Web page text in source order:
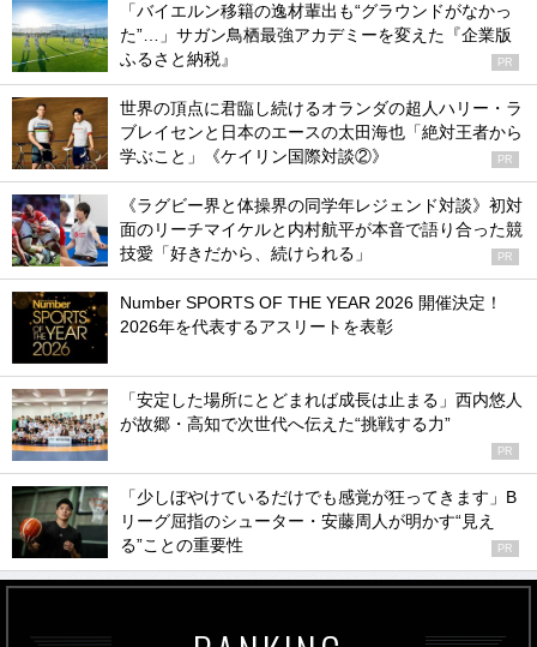
「バイエルン移籍の逸材輩出も“グラウンドがなかっ
た”…」サガン鳥栖最強アカデミーを変えた『企業版
ふるさと納税』
PR
世界の頂点に君臨し続けるオランダの超人ハリー・ラ
ブレイセンと日本のエースの太田海也「絶対王者から
学ぶこと」《ケイリン国際対談②》
PR
《ラグビー界と体操界の同学年レジェンド対談》初対
面のリーチマイケルと内村航平が本音で語り合った競
技愛「好きだから、続けられる」
PR
Number SPORTS OF THE YEAR 2026 開催決定！
2026年を代表するアスリートを表彰
「安定した場所にとどまれば成長は止まる」西内悠人
が故郷・高知で次世代へ伝えた“挑戦する力”
PR
「少しぼやけているだけでも感覚が狂ってきます」B
リーグ屈指のシューター・安藤周人が明かす“見え
る”ことの重要性
PR